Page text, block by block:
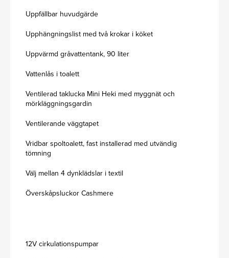
Uppfällbar huvudgärde
Upphängningslist med två krokar i köket
Uppvärmd gråvattentank, 90 liter
Vattenlås i toalett
Ventilerad taklucka Mini Heki med myggnät och
mörkläggningsgardin
Ventilerande väggtapet
Vridbar spoltoalett, fast installerad med utvändig
tömning
Välj mellan 4 dynklädslar i textil
Överskåpsluckor Cashmere
12V cirkulationspumpar